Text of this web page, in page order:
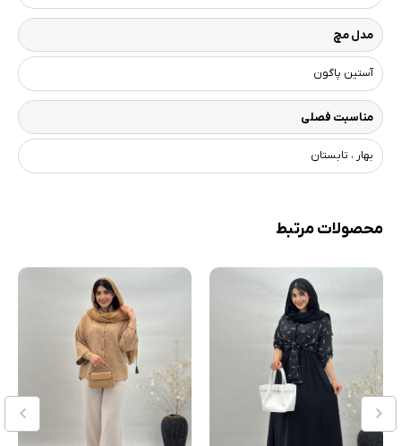
مدل مچ
آستین پاگون
مناسبت فصلی
بهار ، تابستان
محصولات مرتبط